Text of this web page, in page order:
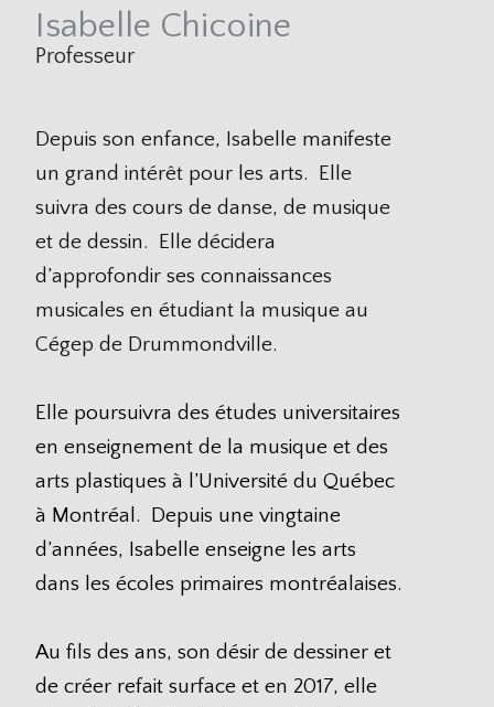
Isabelle Chicoine
Professeur
Depuis son enfance, Isabelle manifeste
un grand intérêt pour les arts. Elle
suivra des cours de danse, de musique
et de dessin. Elle décidera
d’approfondir ses connaissances
musicales en étudiant la musique au
Cégep de Drummondville.
Elle poursuivra des études universitaires
en enseignement de la musique et des
arts plastiques à l’Université du Québec
à Montréal. Depuis une vingtaine
d’années, Isabelle enseigne les arts
dans les écoles primaires montréalaises.
Au fils des ans, son désir de dessiner et
de créer refait surface et en 2017, elle